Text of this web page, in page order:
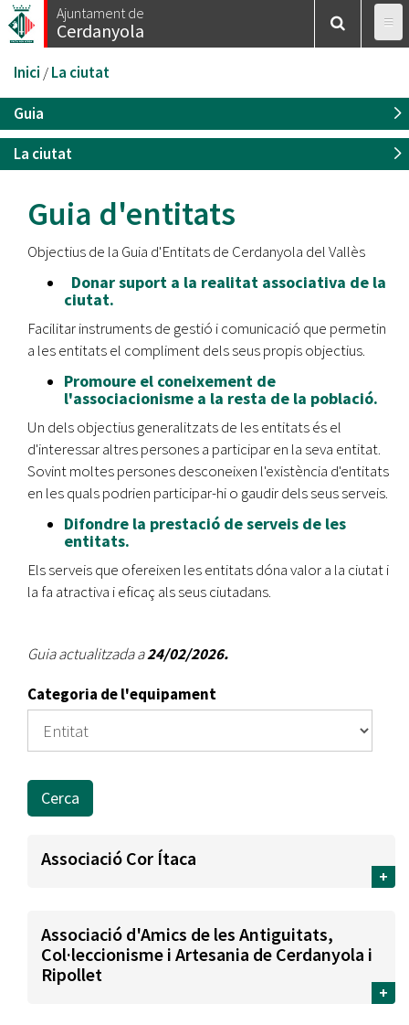
Vés
al
Ajuntament de
Cerdanyola
Esteu
aquí
Inici /La ciutat
Guia
La ciutat
Guia d'entitats
Objectius de la Guia d'Entitats de Cerdanyola del Vallès
Donar suport a la realitat associativa de la
ciutat.
Facilitar instruments de gestió i comunicació que permetin
a les entitats el compliment dels seus propis objectius.
Promoure el coneixement de
l'associacionisme a la resta de la població.
Un dels objectius generalitzats de les entitats és el
d'interessar altres persones a participar en la seva entitat.
Sovint moltes persones desconeixen l'existència d'entitats
en les quals podrien participar-hi o gaudir dels seus serveis.
Difondre la prestació de serveis de les
entitats.
Els serveis que ofereixen les entitats dóna valor a la ciutat i
la fa atractiva i eficaç als seus ciutadans.
Guia actualitzada a24/02/2026.
Categoria de l'equipament
Cerca
Associació Cor Ítaca
+
Associació d'Amics de les Antiguitats,
Col·leccionisme i Artesania de Cerdanyola i
Ripollet
+